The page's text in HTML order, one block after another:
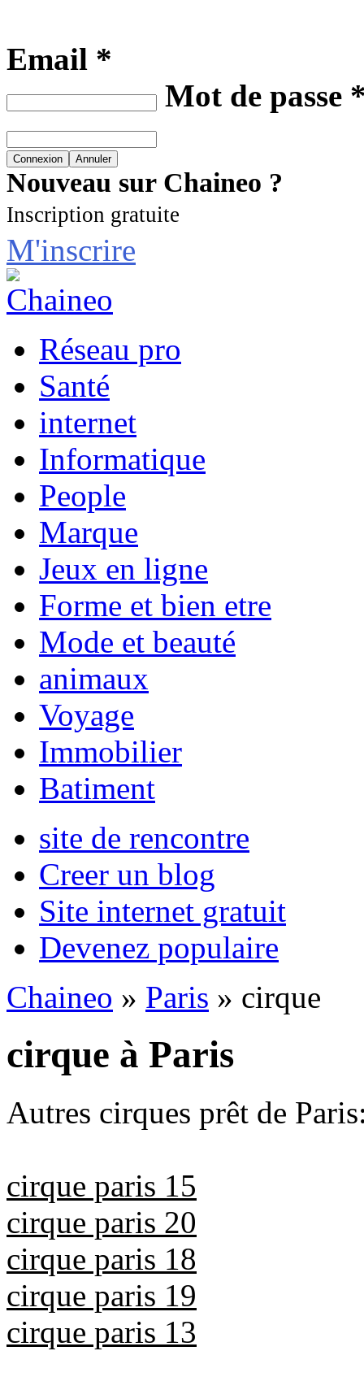
Email *
Mot de passe
Nouveau sur Chaineo ?
Inscription gratuite
M'inscrire
Réseau pro
Santé
internet
Informatique
People
Marque
Jeux en ligne
Forme et bien etre
Mode et beauté
animaux
Voyage
Immobilier
Batiment
site de rencontre
Creer un blog
Site internet gratuit
Devenez populaire
Chaineo » Paris » cirque
cirque à Paris
Autres cirques prêt de
cirque paris 15
cirque paris 20
cirque paris 18
cirque paris 19
cirque paris 13